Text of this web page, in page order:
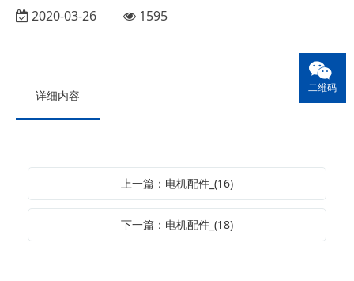
2020-03-26 1595
详细内容
上一篇：电机配件_(16)
下一篇：电机配件_(18)
二维码